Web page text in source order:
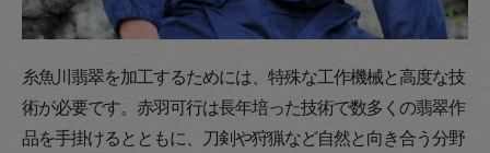
糸魚川翡翠を加工するためには、特殊な工作機械と高度な技
術が必要です。赤羽可行は長年培った技術で数多くの翡翠作
品を手掛けるとともに、刀剣や狩猟など自然と向き合う分野